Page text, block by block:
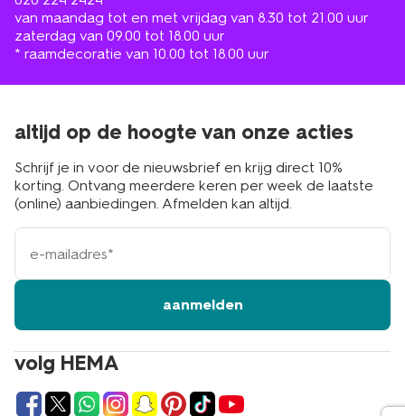
van maandag tot en met vrijdag van 8.30 tot 21.00 uur
zaterdag van 09.00 tot 18.00 uur
* raamdecoratie van 10.00 tot 18.00 uur
volg HEMA
altijd op de hoogte van onze acties
Schrijf je in voor de nieuwsbrief en krijg direct 10%
korting. Ontvang meerdere keren per week de laatste
(online) aanbiedingen. Afmelden kan altijd.
e-
mailadres
aanmelden